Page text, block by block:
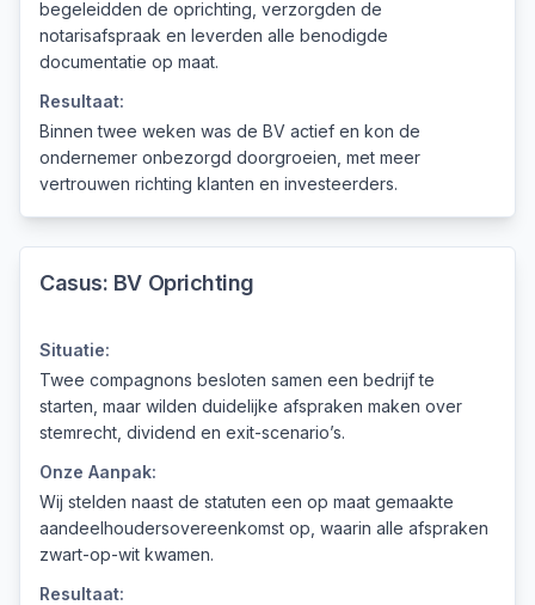
begeleidden de oprichting, verzorgden de
notarisafspraak en leverden alle benodigde
documentatie op maat.
Resultaat:
Binnen twee weken was de BV actief en kon de
ondernemer onbezorgd doorgroeien, met meer
vertrouwen richting klanten en investeerders.
Casus: BV Oprichting
Situatie:
Twee compagnons besloten samen een bedrijf te
starten, maar wilden duidelijke afspraken maken over
stemrecht, dividend en exit-scenario’s.
Onze Aanpak:
Wij stelden naast de statuten een op maat gemaakte
aandeelhoudersovereenkomst op, waarin alle afspraken
zwart-op-wit kwamen.
Resultaat: